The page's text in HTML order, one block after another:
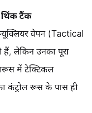
थिंक टैंक
वेपन (Tactical
लेकिन उनका पूरा
में टेक्टिकल
कंट्रोल रूस के पास ही